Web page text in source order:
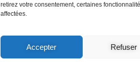
retirez votre consentement, certaines
affectées.
Accepter Refuser